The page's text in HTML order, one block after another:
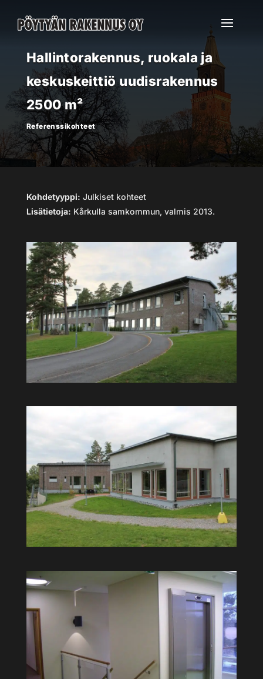
Hallintorakennus, ruokala ja
keskuskeittiö uudisrakennus
2500 m²
Referenssikohteet
Kohdetyyppi: Julkiset kohteet
Lisätietoja: Kårkulla samkommun, valmis 2013.